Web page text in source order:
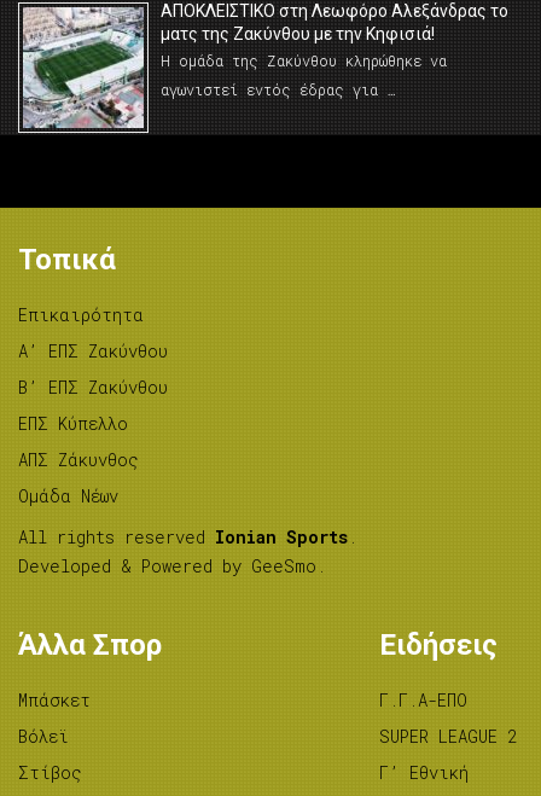
AΠΟΚΛΕΙΣΤΙΚΟ στη Λεωφόρο Αλεξάνδρας το
ματς της Ζακύνθου με την Κηφισιά!
Η ομάδα της Ζακύνθου κληρώθηκε να
αγωνιστεί εντός έδρας για …
Τοπικά
Επικαιρότητα
A’ ΕΠΣ Ζακύνθου
B’ ΕΠΣ Ζακύνθου
ΕΠΣ Κύπελλο
ΑΠΣ Ζάκυνθος
Ομάδα Νέων
All rights reserved Ionian Sports .
Developed & Powered by GeeSmo .
Άλλα Σπορ
Μπάσκετ
Βόλεϊ
Στίβος
Ειδήσεις
Γ.Γ.Α-ΕΠΟ
SUPER LEAGUE 2
Γ’ Εθνική